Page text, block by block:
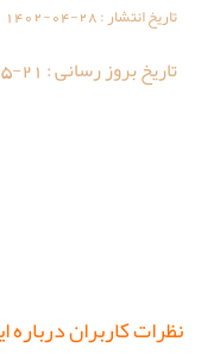
تاریخ انتشار :1402-04-28
تاریخ بروز رسانی : 21
نظرات کاربران